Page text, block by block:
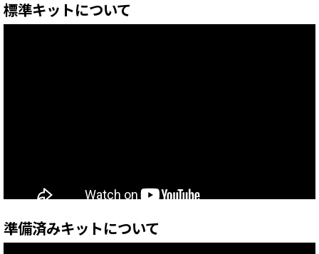
標準キットについて
準備済みキットについて